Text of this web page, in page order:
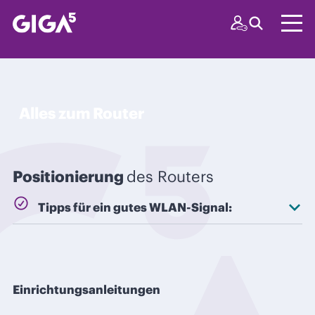
Positionierung des Routers
Tipps für ein gutes WLAN-Signal:
Möglichst in einem zentral gelegenen
Wand ist in Ordnung, da das WLAN-Signal
Einrichtungsanleitungen